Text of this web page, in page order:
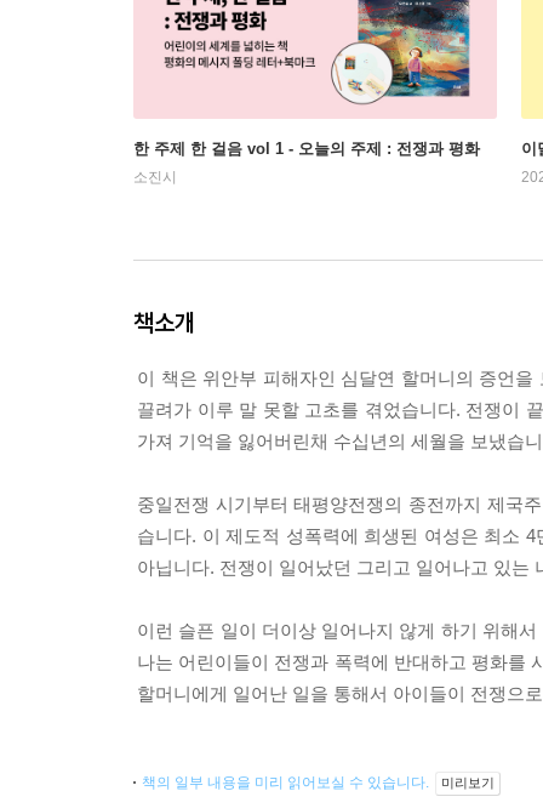
한 주제 한 걸음 vol 1 - 오늘의 주제 : 전쟁과 평화
소진시
이
책소개
이 책은 위안부 피해자인 심달연 할머니의 증언
끌려가 이루 말 못할 고초를 겪었습니다. 전쟁이
가져 기억을 잃어버린채 수십년의 세월을 보냈습
중일전쟁 시기부터 태평양전쟁의 종전까지 제국
습니다. 이 제도적 성폭력에 희생된 여성은 최소
아닙니다. 전쟁이 일어났던 그리고 일어나고 있는
이런 슬픈 일이 더이상 일어나지 않게 하기 위해
나는 어린이들이 전쟁과 폭력에 반대하고 평화를
할머니에게 일어난 일을 통해서 아이들이 전쟁으
책의 일부 내용을 미리 읽어보실 수 있습니다. 미리보기